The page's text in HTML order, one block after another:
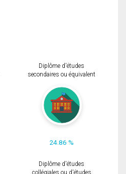
Diplôme d'études
secondaires ou équivalent
24.86 %
Diplôme d'études